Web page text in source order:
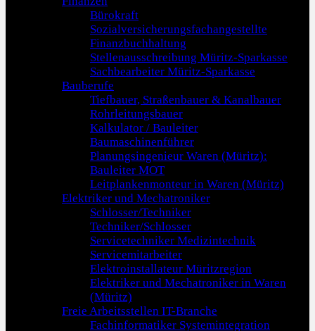
Bürokraft
Sozialversicherungsfachangestellte
Finanzbuchhaltung
Stellenausschreibung Müritz-Sparkasse
Sachbearbeiter Müritz-Sparkasse
Bauberufe
Tiefbauer, Straßenbauer & Kanalbauer
Rohrleitungsbauer
Kalkulator / Bauleiter
Baumaschinenführer
Planungsingenieur Waren (Müritz):
Bauleiter MOT
Leitplankenmonteur in Waren (Müritz)
Elektriker und Mechatroniker
Schlosser/Techniker
Techniker/Schlosser
Servicetechniker Medizintechnik
Servicemitarbeiter
Elektroinstallateur Müritzregion
Elektriker und Mechatroniker in Waren
(Müritz)
Freie Arbeitsstellen IT-Branche
Fachinformatiker Systemintegration